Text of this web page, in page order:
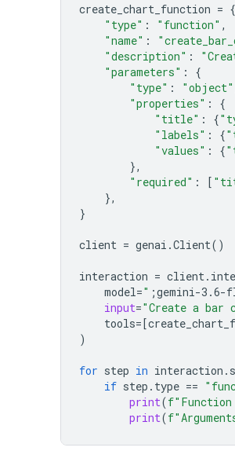
create_chart_function = {
"type" : "function" ,
"name" :
"description" :
"parameters" :
{
"type" : "object"
"properties" :
{
"title" : {
"labels" : {
"values" : {
},
"required" : [
},
}
client = genai .Client()
interaction = client.
model=" ;gemini-3.6-
input="Create a bar
tools=[
)
for step in interaction .
if step . type ==
print(f
print(f